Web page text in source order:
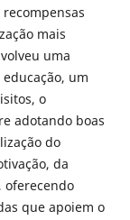
mais
uma
um
o
adotando boas
do
da
oferecendo
que apoiem o